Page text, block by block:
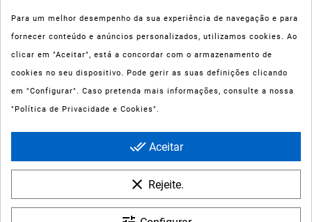
Esta parafarmácia (Farmaoli) encontra-se autorizada pelo INFARMED
(registo nº 00078/2020) para a dispensa de Medicamentos Não
Sujeitos a Receita Médica (MNSRM) e produtos de saúde e bem-estar
ao domicílio e através da internet. Os Medicamentos Não Sujeitos a
Maia, Matosinhos, Gondomar e Vila Nova de Gaia.
Para um melhor desempenho da sua experiência de navegação e para
fornecer conteúdo e anúncios personalizados, utilizamos cookies. Ao
clicar em "Aceitar", está a concordar com o armazenamento de
cookies no seu dispositivo. Pode gerir as suas definições clicando
em "Configurar". Caso pretenda mais informações, consulte a nossa
"Política de Privacidade e Cookies".
done_all Aceitar
clear Rejeite.